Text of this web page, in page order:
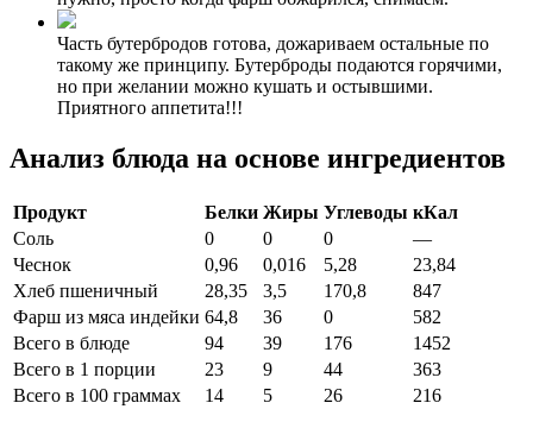
Часть бутербродов готова, дожариваем остальные по
такому же принципу. Бутерброды подаются горячими,
но при желании можно кушать и остывшими.
Приятного аппетита!!!
Анализ блюда на основе ингредиентов
Продукт Белки Жиры Углеводы кКал
Соль
0 0 0
—
Чеснок
0,96 0,016 5,28
23,84
Хлеб пшеничный
28,35 3,5 170,8
847
Фарш из мяса индейки 64,8 36 0
582
Всего в блюде
94 39 176
1452
Всего в 1 порции
23 9 44
363
Всего в 100 граммах
14 5 26 216